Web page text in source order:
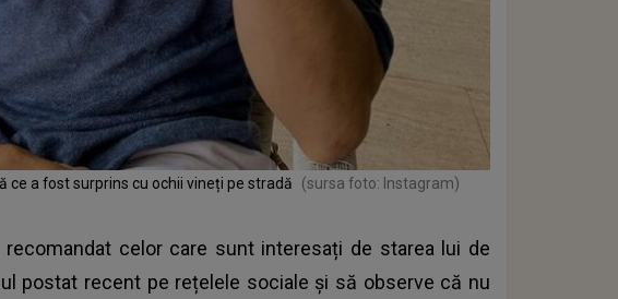
ce a fost surprins cu ochii vineți pe stradă (sursa foto: Instagram)
recomandat celor care sunt interesați de starea lui de
postat recent pe rețelele sociale și să observe că nu